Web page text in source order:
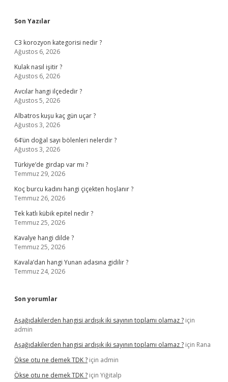
Sidebar
Son Yazılar
C3 korozyon kategorisi nedir ?
Ağustos 6, 2026
Kulak nasıl işitir ?
Ağustos 6, 2026
Avcılar hangi ilçededir ?
Ağustos 5, 2026
Albatros kuşu kaç gün uçar ?
Ağustos 3, 2026
64’ün doğal sayı bölenleri nelerdir ?
Ağustos 3, 2026
Türkiye’de girdap var mı ?
Temmuz 29, 2026
Koç burcu kadını hangi çiçekten hoşlanır ?
Temmuz 26, 2026
Tek katlı kübik epitel nedir ?
Temmuz 25, 2026
Kavalye hangi dilde ?
Temmuz 25, 2026
Kavala’dan hangi Yunan adasına gidilir ?
Temmuz 24, 2026
Son yorumlar
Aşağıdakilerden hangisi ardışık iki sayının toplamı olamaz ? için
admin
Aşağıdakilerden hangisi ardışık iki sayının toplamı olamaz ? için Rana
Ökse otu ne demek TDK ? için admin
Ökse otu ne demek TDK ? için Yiğitalp